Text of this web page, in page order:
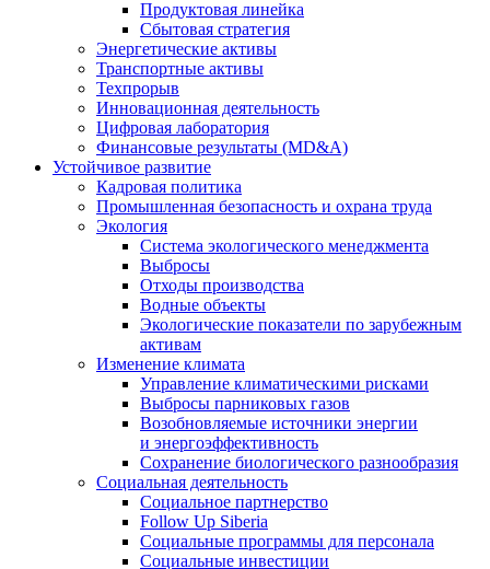
Продуктовая линейка
Сбытовая стратегия
Энергетические активы
Транспортные активы
Техпрорыв
Инновационная деятельность
Цифровая лаборатория
Финансовые результаты (MD&A)
Устойчивое развитие
Кадровая политика
Промышленная безопасность и охрана труда
Экология
Система экологического менеджмента
Выбросы
Отходы производства
Водные объекты
Экологические показатели по зарубежным
активам
Изменение климата
Управление климатическими рисками
Выбросы парниковых газов
Возобновляемые источники энергии
и энергоэффективность
Сохранение биологического разнообразия
Социальная деятельность
Социальное партнерство
Follow Up Siberia
Социальные программы для персонала
Социальные инвестиции